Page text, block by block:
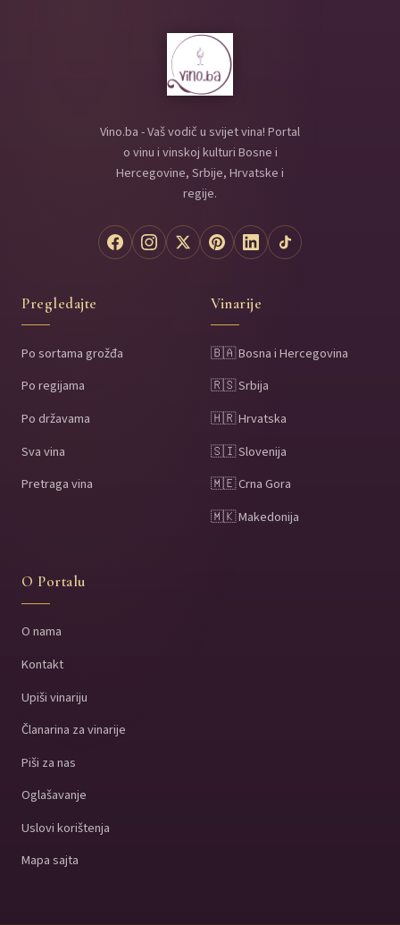
Vino.ba - Vaš vodič u svijet vina! Portal
o vinu i vinskoj kulturi Bosne i
Hercegovine, Srbije, Hrvatske i
regije.
Pregledajte
Po sortama grožđa
Po regijama
Po državama
Sva vina
Pretraga vina
Vinarije
🇧🇦 Bosna i Hercegovina
🇷🇸 Srbija
🇭🇷 Hrvatska
🇸🇮 Slovenija
🇲🇪 Crna Gora
🇲🇰 Makedonija
O Portalu
O nama
Kontakt
Upiši vinariju
Članarina za vinarije
Piši za nas
Oglašavanje
Uslovi korištenja
Mapa sajta